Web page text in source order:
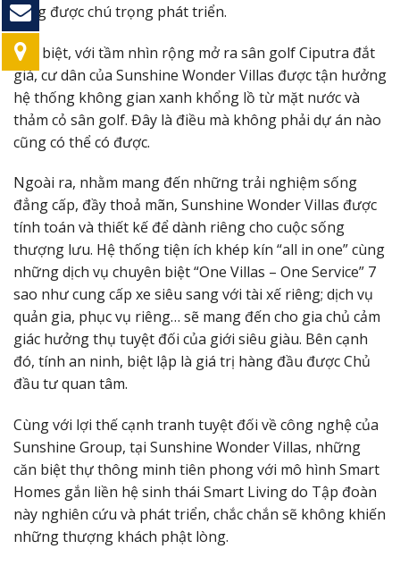
cũng được chú trọng phát triển.
Đặc biệt, với tầm nhìn rộng mở ra sân golf Ciputra đắt
giá, cư dân của Sunshine Wonder Villas được tận hưởng
hệ thống không gian xanh khổng lồ từ mặt nước và
thảm cỏ sân golf. Đây là điều mà không phải dự án nào
cũng có thể có được.
Ngoài ra, nhằm mang đến những trải nghiệm sống
đẳng cấp, đầy thoả mãn, Sunshine Wonder Villas được
tính toán và thiết kế để dành riêng cho cuộc sống
thượng lưu. Hệ thống tiện ích khép kín “all in one” cùng
những dịch vụ chuyên biệt “One Villas – One Service” 7
sao như cung cấp xe siêu sang với tài xế riêng; dịch vụ
quản gia, phục vụ riêng… sẽ mang đến cho gia chủ cảm
giác hưởng thụ tuyệt đối của giới siêu giàu. Bên cạnh
đó, tính an ninh, biệt lập là giá trị hàng đầu được Chủ
đầu tư quan tâm.
Cùng với lợi thế cạnh tranh tuyệt đối về công nghệ của
Sunshine Group, tại Sunshine Wonder Villas, những
căn biệt thự thông minh tiên phong với mô hình Smart
Homes gắn liền hệ sinh thái Smart Living do Tập đoàn
này nghiên cứu và phát triển, chắc chắn sẽ không khiến
những thượng khách phật lòng.